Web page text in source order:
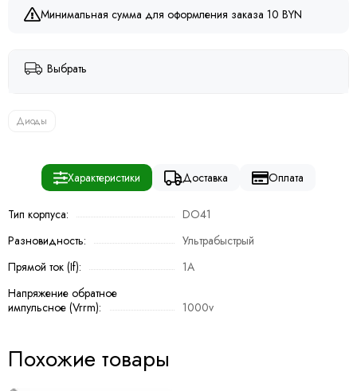
Минимальная сумма для оформления заказа 10 BYN
Выбрать
Диоды
Характеристики Доставка Оплата
Тип корпуса:
DO41
Разновидность:
Ультрабыстрый
Прямой ток (If):
1A
Напряжение обратное
импульсное (Vrrm):
1000v
Похожие товары